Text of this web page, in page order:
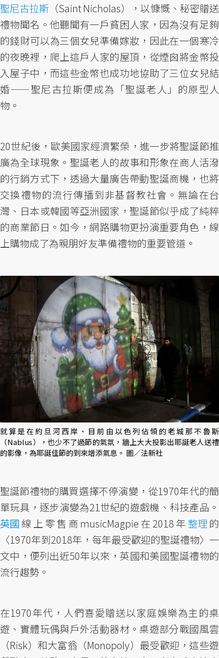
聖尼古拉斯 （Saint Nicholas），以慷慨、秘密贈送
禮物聞名。他聽聞有一戶貧困人家，因為沒有足夠
的錢財可以為三個女兒準備嫁妝，因此在一個寒冷
的夜晚裡，爬上這戶人家的屋頂，從煙囪將金幣投
入屋子中，而這些金幣也成功地協助了三位女兒結
婚——聖尼古拉斯便成為「聖誕老人」的原型人
物。
20世紀後，歐美國家經濟繁榮，進一步將聖誕節推
廣為全球現象。聖誕老人的故事和形象在商人活潑
的行銷方式下，透過大量廣告帶動聖誕商機，也將
交換禮物的流行傳播到非基督教社會。無論在台
灣、日本或韓國等亞洲國家，聖誕節似乎成了純粹
的商業節日。如今，網路購物更扮演重要角色，線
上購物成了為親朋好友準備禮物的重要管道。
就算是在約旦河西岸、目前由以色列佔領的老城那不魯斯
（Nablus），也少不了過節的氣氛，牆上大大投影出耶誕老人送禮
的影像，為耶誕佳節的到來增添氣息。 圖／法新社
聖誕節禮物的購買選擇不停演變，從1970年代的簡
單玩具，逐步演變為21世紀的遊戲機、科技產品。
英國 線上零售商musicMagpie在2018年 整理 的
〈1970年到2018年，每年最受歡迎的聖誕禮物〉一
文中，便列出近50年以來，英國和美國聖誕禮物的
流行趨勢。
在1970年代，人們喜愛贈送以家庭娛樂為主的桌
遊、實體玩偶與戶外活動器材。桌遊部分戰國風雲
（Risk）和大富翁（Monopoly）最受歡迎，這些遊